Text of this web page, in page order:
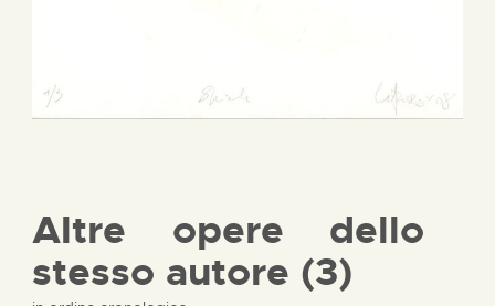
Altre opere dello
stesso autore (3)